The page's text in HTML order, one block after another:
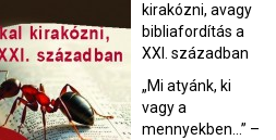
kirakózni, avagy
bibliafordítás a
XXI. században
„Mi atyánk, ki
vagy a
mennyekben…” –